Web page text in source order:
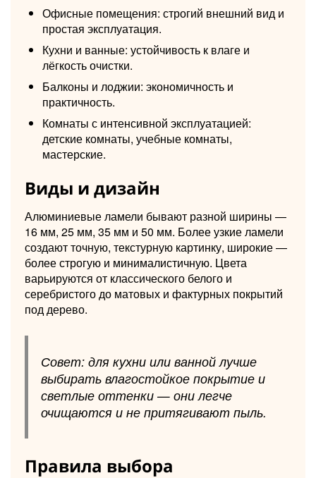
Офисные помещения: строгий внешний вид и
простая эксплуатация.
Кухни и ванные: устойчивость к влаге и
лёгкость очистки.
Балконы и лоджии: экономичность и
практичность.
Комнаты с интенсивной эксплуатацией:
детские комнаты, учебные комнаты,
мастерские.
Виды и дизайн
Алюминиевые ламели бывают разной ширины —
16 мм, 25 мм, 35 мм и 50 мм. Более узкие ламели
создают точную, текстурную картинку, широкие —
более строгую и минималистичную. Цвета
варьируются от классического белого и
серебристого до матовых и фактурных покрытий
под дерево.
Совет: для кухни или ванной лучше
выбирать влагостойкое покрытие и
светлые оттенки — они легче
очищаются и не притягивают пыль.
Правила выбора